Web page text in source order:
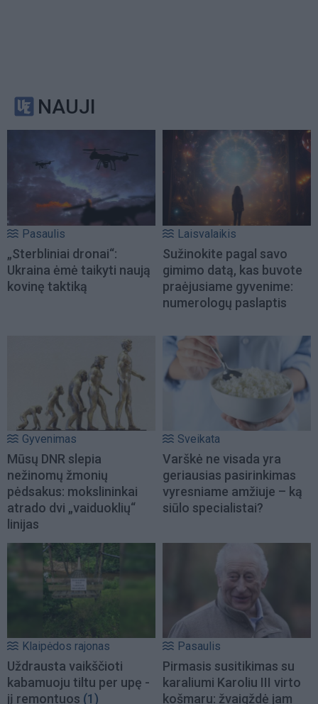
NAUJI
Pasaulis
„Sterbliniai dronai“:
Ukraina ėmė taikyti naują
kovinę taktiką
Laisvalaikis
Sužinokite pagal savo
gimimo datą, kas buvote
praėjusiame gyvenime:
numerologų paslaptis
Gyvenimas
Mūsų DNR slepia
nežinomų žmonių
pėdsakus: mokslininkai
atrado dvi „vaiduoklių“
linijas
Sveikata
Varškė ne visada yra
geriausias pasirinkimas
vyresniame amžiuje – ką
siūlo specialistai?
Klaipėdos rajonas
Uždrausta vaikščioti
kabamuoju tiltu per upę -
jį remontuos (1)
Pasaulis
Pirmasis susitikimas su
karaliumi Karoliu III virto
košmaru: žvaigždė jam